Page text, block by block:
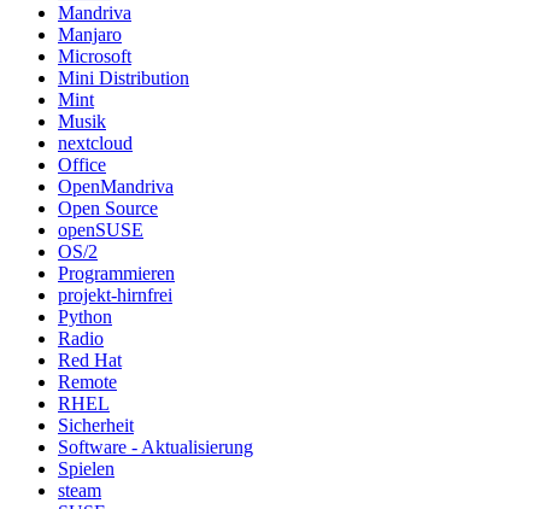
Mandriva
Manjaro
Microsoft
Mini Distribution
Mint
Musik
nextcloud
Office
OpenMandriva
Open Source
openSUSE
OS/2
Programmieren
projekt-hirnfrei
Python
Radio
Red Hat
Remote
RHEL
Sicherheit
Software - Aktualisierung
Spielen
steam